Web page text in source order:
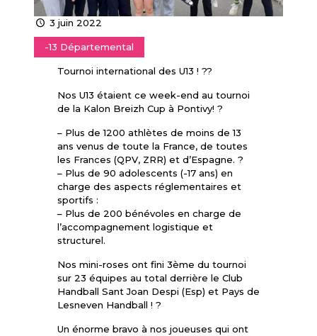
3 juin 2022
-13 Départemental
Tournoi international des U13 ! ??
Nos U13 étaient ce week-end au tournoi
de la Kalon Breizh Cup à Pontivy! ?
– Plus de 1200 athlètes de moins de 13
ans venus de toute la France, de toutes
les Frances (QPV, ZRR) et d’Espagne. ?
– Plus de 90 adolescents (-17 ans) en
charge des aspects réglementaires et
sportifs :
– Plus de 200 bénévoles en charge de
l’accompagnement logistique et
structurel.
Nos mini-roses ont fini 3ème du tournoi
sur 23 équipes au total derrière le Club
Handball Sant Joan Despi (Esp) et Pays de
Lesneven Handball ! ?
Un énorme bravo à nos joueuses qui ont